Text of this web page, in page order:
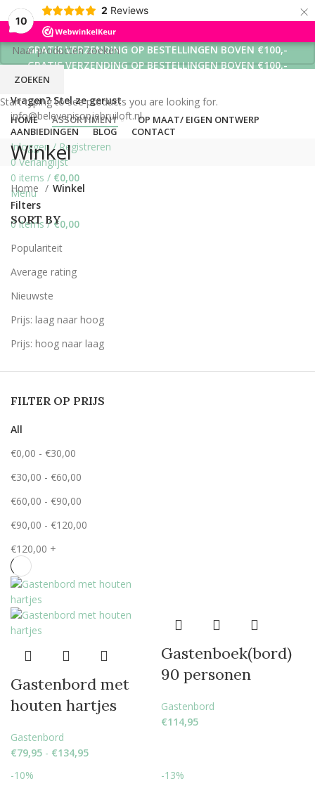
10
2 Reviews ×
GRATIS VERZENDING OP BESTELLINGEN BOVEN €100,-
GRATIS VERZENDING OP BESTELLINGEN BOVEN €100,-
GRATIS VERZENDING OP BESTELLINGEN BOVEN €100,-
Vragen? Stel ze gerust
info@belevenisopjebruiloft.nl
Inloggen / Registreren
0Verlanglijst
0 items / €0,00
Menu
0items / €0,00
HOME ASSORTIMENT
OP MAAT/ EIGEN ONTWERP
AANBIEDINGEN
BLOG CONTACT
Winkel
Home
Winkel
Filters
SORT BY
Populariteit
Average rating
Nieuwste
Prijs: laag naar hoog
Prijs: hoog naar laag
FILTER OP PRIJS
All
€0,00 - €30,00
€30,00 - €60,00
€60,00 - €90,00
€90,00 - €120,00
€120,00 +
Gastenbord met
houten hartjes
Gastenbord
€79,95 - €134,95
Gastenboek(bord)
90 personen
Gastenbord
€114,95
-10% -13%
ZOEKEN
Start typing to see products you are looking for.